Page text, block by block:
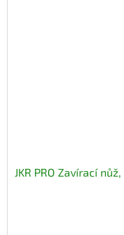
JKR PRO Zavírací